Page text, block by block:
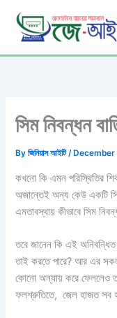
content
সিম নিবন্ধন
Byজিনিয়াস আইটি/
কখনো কি এমন পরিস্থিতির
অজান্তেই অন্য কেউ একটি
এমতাবস্থায় কীভাবে সিম
তবে জানেন কি এই অনিবন্ধিত
তাই করতে পারে? আর এর
কোনো অন্যায় করে ফেললেও
ফলশ্রুতিতে, জেল হাজত সব